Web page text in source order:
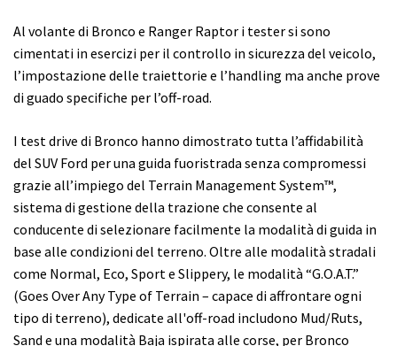
Al volante di Bronco e Ranger Raptor i tester si sono
cimentati in esercizi per il controllo in sicurezza del veicolo,
l’impostazione delle traiettorie e l’handling ma anche prove
di guado specifiche per l’off-road.
I test drive di Bronco hanno dimostrato tutta l’affidabilità
del SUV Ford per una guida fuoristrada senza compromessi
grazie all’impiego del Terrain Management System™,
sistema di gestione della trazione che consente al
conducente di selezionare facilmente la modalità di guida in
base alle condizioni del terreno. Oltre alle modalità stradali
come Normal, Eco, Sport e Slippery, le modalità “G.O.A.T.”
(Goes Over Any Type of Terrain – capace di affrontare ogni
tipo di terreno), dedicate all'off-road includono Mud/Ruts,
Sand e una modalità Baja ispirata alle corse, per Bronco